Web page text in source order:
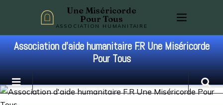
Une Miséricorde
Pour Tous
ASSOCIATION HUMANITAIRE
Association d'aide humanitaire F.R Une Miséricorde
Pour Tous